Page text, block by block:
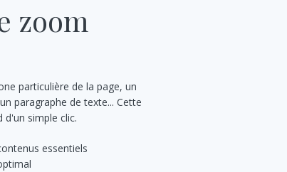
zoom
particulière de la page, un
paragraphe de texte... Cette
d'un simple clic.
essentiels